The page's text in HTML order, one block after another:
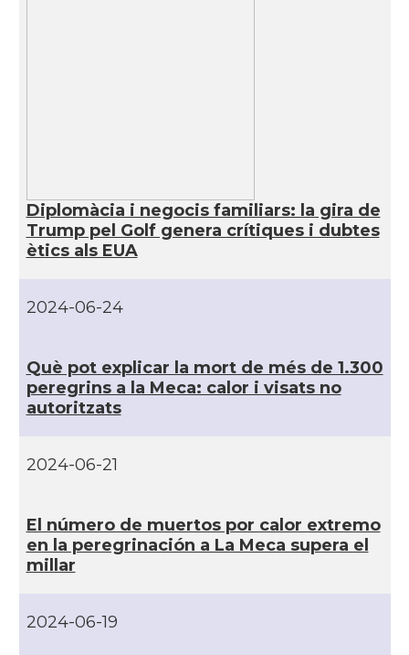
Diplomàcia i negocis familiars: la gira de
Trump pel Golf genera crítiques i dubtes
ètics als EUA
2024-06-24
Què pot explicar la mort de més de 1.300
peregrins a la Meca: calor i visats no
autoritzats
2024-06-21
El número de muertos por calor extremo
en la peregrinación a La Meca supera el
millar
2024-06-19